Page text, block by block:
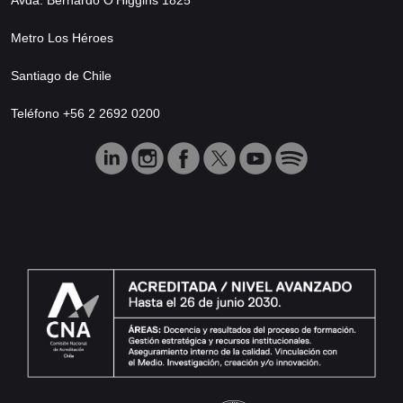
Metro Los Héroes
Santiago de Chile
Teléfono +56 2 2692 0200